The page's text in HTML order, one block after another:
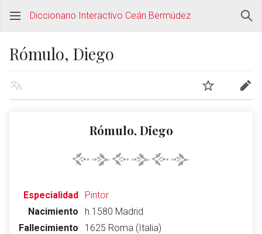
Diccionario Interactivo Ceán Bermúdez
Rómulo, Diego
Rómulo, Diego
Especialidad
Pintor
Nacimiento
h.1580 Madrid
Fallecimiento
1625 Roma (Italia)